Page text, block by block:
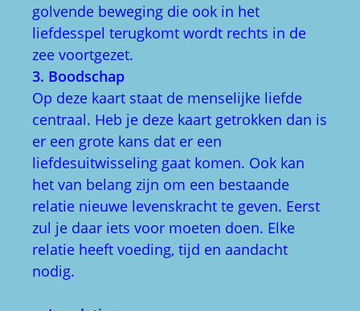
golvende beweging die ook in het
liefdesspel terugkomt wordt rechts in de
zee voortgezet.
3. Boodschap
Op deze kaart staat de menselijke liefde
centraal. Heb je deze kaart getrokken dan is
er een grote kans dat er een
liefdesuitwisseling gaat komen. Ook kan
het van belang zijn om een bestaande
relatie nieuwe levenskracht te geven. Eerst
zul je daar iets voor moeten doen. Elke
relatie heeft voeding, tijd en aandacht
nodig.